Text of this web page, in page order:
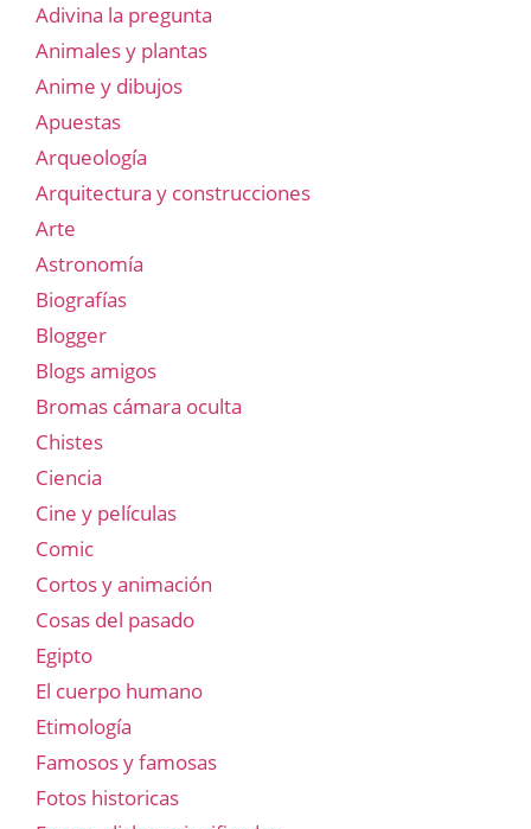
Adivina la pregunta
Animales y plantas
Anime y dibujos
Apuestas
Arqueología
Arquitectura y construcciones
Arte
Astronomía
Biografías
Blogger
Blogs amigos
Bromas cámara oculta
Chistes
Ciencia
Cine y películas
Comic
Cortos y animación
Cosas del pasado
Egipto
El cuerpo humano
Etimología
Famosos y famosas
Fotos historicas